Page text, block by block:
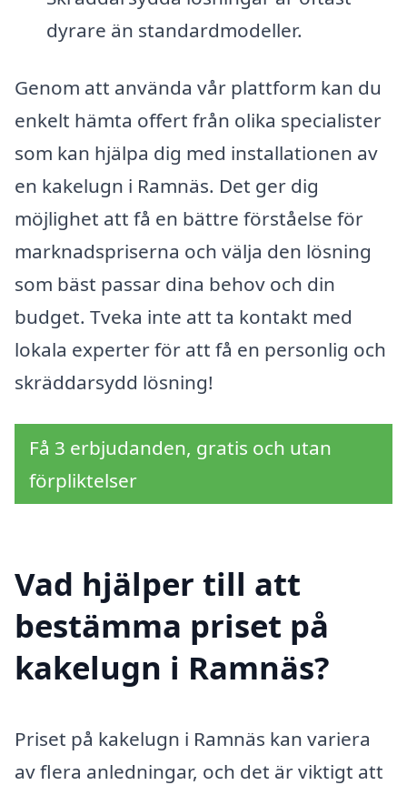
dyrare än standardmodeller.
Genom att använda vår plattform kan du
enkelt hämta offert från olika specialister
som kan hjälpa dig med installationen av
en kakelugn i Ramnäs. Det ger dig
möjlighet att få en bättre förståelse för
marknadspriserna och välja den lösning
som bäst passar dina behov och din
budget. Tveka inte att ta kontakt med
lokala experter för att få en personlig och
skräddarsydd lösning!
Få 3 erbjudanden, gratis och utan
förpliktelser
Vad hjälper till att
bestämma priset på
kakelugn i Ramnäs?
Priset på kakelugn i Ramnäs kan variera
av flera anledningar, och det är viktigt att